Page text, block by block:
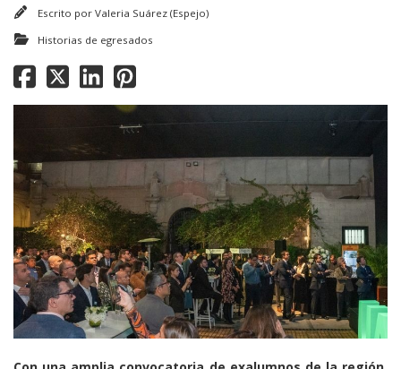
Escrito por Valeria Suárez (Espejo)
Historias de egresados